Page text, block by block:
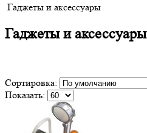
Гаджеты и аксессуары
Гаджеты и аксессуары
Сортировка:
Показать: